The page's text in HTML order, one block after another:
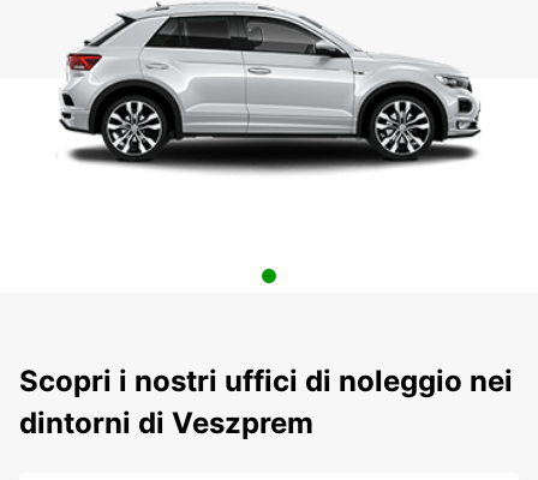
Scopri i nostri uffici di noleggio nei
dintorni di Veszprem